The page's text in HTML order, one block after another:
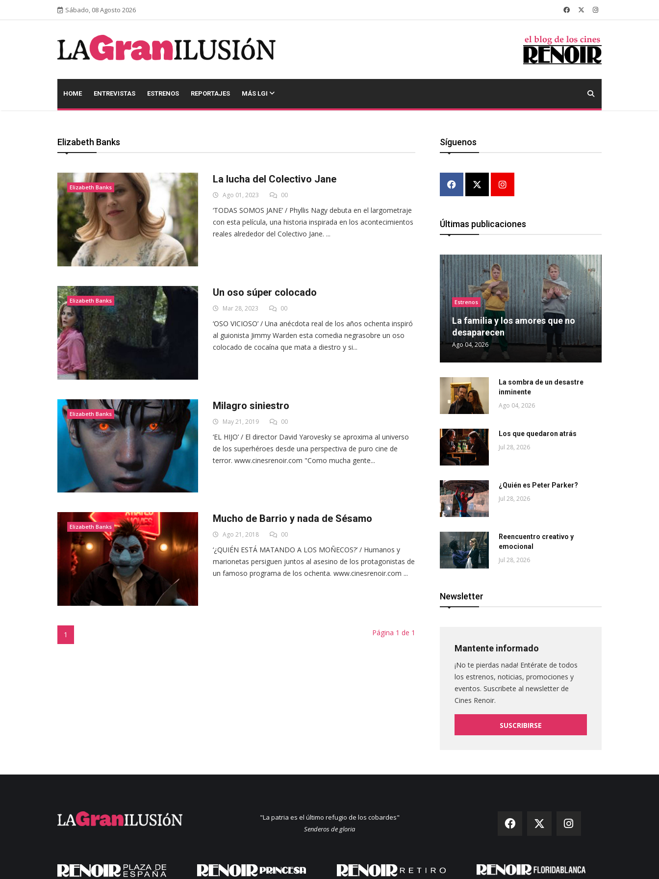
Sábado, 08 Agosto 2026
HOME ENTREVISTAS ESTRENOS REPORTAJES MÁS LGI
Elizabeth Banks
Elizabeth Banks
La lucha del Colectivo Jane
Ago 01, 2023 00
‘TODAS SOMOS JANE’ / Phyllis Nagy debuta en el largometraje
con esta película, una historia inspirada en los acontecimientos
reales alrededor del Colectivo Jane. ...
Elizabeth Banks
Un oso súper colocado
Mar 28, 2023 00
‘OSO VICIOSO’ / Una anécdota real de los años ochenta inspiró
al guionista Jimmy Warden esta comedia negrasobre un oso
colocado de cocaína que mata a diestro y si...
Elizabeth Banks
Milagro siniestro
May 21, 2019 00
‘EL HIJO’ / El director David Yarovesky se aproxima al universo
de los superhéroes desde una perspectiva de puro cine de
terror. www.cinesrenoir.com "Como mucha gente...
Elizabeth Banks
Mucho de Barrio y nada de Sésamo
Ago 21, 2018 00
‘¿QUIÉN ESTÁ MATANDO A LOS MOÑECOS?’ / Humanos y
marionetas persiguen juntos al asesino de los protagonistas de
un famoso programa de los ochenta. www.cinesrenoir.com ...
1 Página 1 de 1
Síguenos
Últimas publicaciones
Estrenos
La familia y los amores que no
desaparecen
Ago 04, 2026
La sombra de un desastre
inminente
Ago 04, 2026
Los que quedaron atrás
Jul 28, 2026
¿Quién es Peter Parker?
Jul 28, 2026
Reencuentro creativo y
emocional
Jul 28, 2026
Newsletter
Mantente informado
¡No te pierdas nada! Entérate de todos
los estrenos, noticias, promociones y
eventos. Suscribete al newsletter de
Cines Renoir.
SUSCRIBIRSE
"La patria es el último refugio de los cobardes"
Senderos de gloria